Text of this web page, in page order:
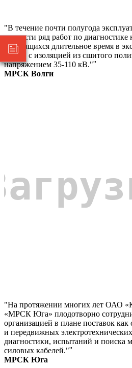
"В течение почти полугода
провести ряд работ по диагностике
находящихся длительное время в
линий с изоляцией из сшитого
напряжением 35-110 кВ.""
МРСК Волги
"На протяжении многих лет ОАО
«МРСК Юга» плодотворно
организацией в плане поставок
и передвижных
диагностики, испытаний и поиска
силовых кабелей.""
МРСК Юга